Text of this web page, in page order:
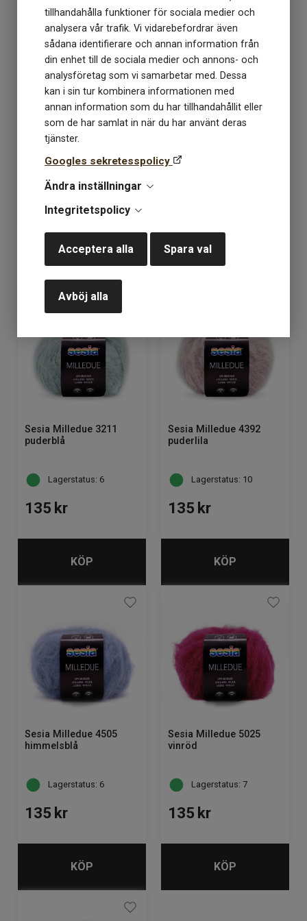
tillhandahålla funktioner för sociala medier och
analysera vår trafik. Vi vidarebefordrar även
sådana identifierare och annan information från
din enhet till de sociala medier och annons- och
analysföretag som vi samarbetar med. Dessa
kan i sin tur kombinera informationen med
annan information som du har tillhandahållit eller
som de har samlat in när du har använt deras
tjänster.
Googles sekretesspolicy
Ändra inställningar
Integritetspolicy
Acceptera alla Spara val
Avböj alla
Sesia Milledue 2246
selleri
135 kr
KÖP
Sesia Milledue 2791 lilac
Sesia Milledue 3211
puderblå
Lagerstatus: 6
135 kr
KÖP
Sesia Milledue 4392
puderlila
Lagerstatus: 10
135 kr
KÖP
Sesia Milledue 4505
himmelsblå
Lagerstatus: 6
135 kr
KÖP
Sesia Milledue 5025
vinröd
Lagerstatus: 7
135 kr
KÖP